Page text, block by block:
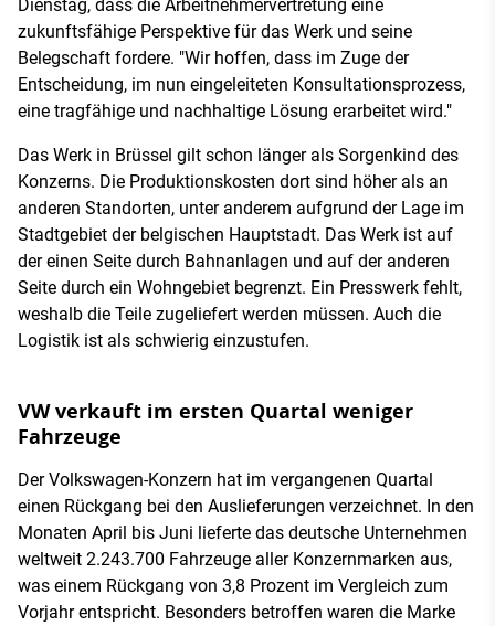
Dienstag, dass die Arbeitnehmervertretung eine
zukunftsfähige Perspektive für das Werk und seine
Belegschaft fordere. "Wir hoffen, dass im Zuge der
Entscheidung, im nun eingeleiteten Konsultationsprozess,
eine tragfähige und nachhaltige Lösung erarbeitet wird."
Das Werk in Brüssel gilt schon länger als Sorgenkind des
Konzerns. Die Produktionskosten dort sind höher als an
anderen Standorten, unter anderem aufgrund der Lage im
Stadtgebiet der belgischen Hauptstadt. Das Werk ist auf
der einen Seite durch Bahnanlagen und auf der anderen
Seite durch ein Wohngebiet begrenzt. Ein Presswerk fehlt,
weshalb die Teile zugeliefert werden müssen. Auch die
Logistik ist als schwierig einzustufen.
VW verkauft im ersten Quartal weniger
Fahrzeuge
Der Volkswagen-Konzern hat im vergangenen Quartal
einen Rückgang bei den Auslieferungen verzeichnet. In den
Monaten April bis Juni lieferte das deutsche Unternehmen
weltweit 2.243.700 Fahrzeuge aller Konzernmarken aus,
was einem Rückgang von 3,8 Prozent im Vergleich zum
Vorjahr entspricht. Besonders betroffen waren die Marke